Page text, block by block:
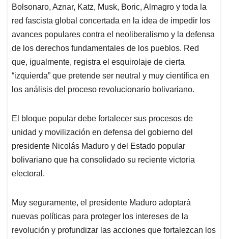
Bolsonaro, Aznar, Katz, Musk, Boric, Almagro y toda la
red fascista global concertada en la idea de impedir los
avances populares contra el neoliberalismo y la defensa
de los derechos fundamentales de los pueblos. Red
que, igualmente, registra el esquirolaje de cierta
“izquierda” que pretende ser neutral y muy científica en
los análisis del proceso revolucionario bolivariano.
El bloque popular debe fortalecer sus procesos de
unidad y movilización en defensa del gobierno del
presidente Nicolás Maduro y del Estado popular
bolivariano que ha consolidado su reciente victoria
electoral.
Muy seguramente, el presidente Maduro adoptará
nuevas políticas para proteger los intereses de la
revolución y profundizar las acciones que fortalezcan los